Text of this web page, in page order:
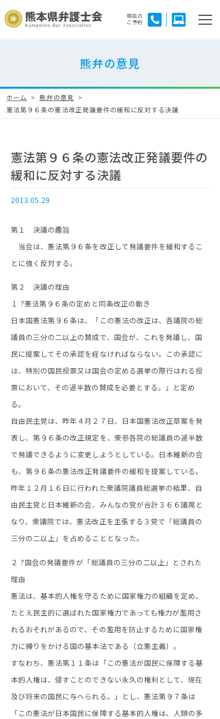
相談の
ご予約
熊弁の意見
ホーム
熊弁の意見
憲法第９６条の憲法改正発議要件の緩和に反対する決議
憲法第９６条の憲法改正発議要件の
緩和に反対する決議
2013.05.29
第１ 決議の趣旨
当会は、憲法第９６条を改正して発議要件を緩和するこ
とに強く反対する。
第２ 決議の理由
１ ?憲法第９６条の定めと同条改正の動き
日本国憲法第９６条は、「この憲法の改正は、各議院の総
議員の三分の二以上の賛成で、国会が、これを発議し、国
民に提案してその承認を経なければならない。この承認に
は、特別の国民投票又は国会の定める選挙の際行はれる投
票において、その過半数の賛成を必要とする。」と定め
る。
自由民主党は、昨年４月２７日、日本国憲法改正草案を発
表し、第９６条の改正規定を、衆参各院の総議員の過半数
で発議できるように変更しようとしている。日本維新の会
も、第９６条の憲法改正発議要件の緩和を提案している。
昨年１２月１６日に行われた衆議院議員総選挙の結果、自
由民主党と日本維新の会、みんなの党が合計３６６議席と
なり、衆議院では、憲法改正を主張する３党で「総議員の
三分の二以上」を占めることとなった。
２ ?国会の発議要件が「総議員の三分の二以上」とされた
理由
憲法は、基本的人権を守るために国家権力の組織を定め、
たとえ民主的に選ばれた国家権力であっても権力が濫用さ
れるおそれがあるので、その濫用を防止するために国家権
力に縛りをかける国の基本法である（立憲主義）。
すなわち、憲法第１１条は「この憲法が国民に保障する基
本的人権は、侵すことのできない永久の権利として、現在
及び将来の国民に与へられる。」とし、憲法第９７条は
「この憲法が日本国民に保障する基本的人権は、人類の多